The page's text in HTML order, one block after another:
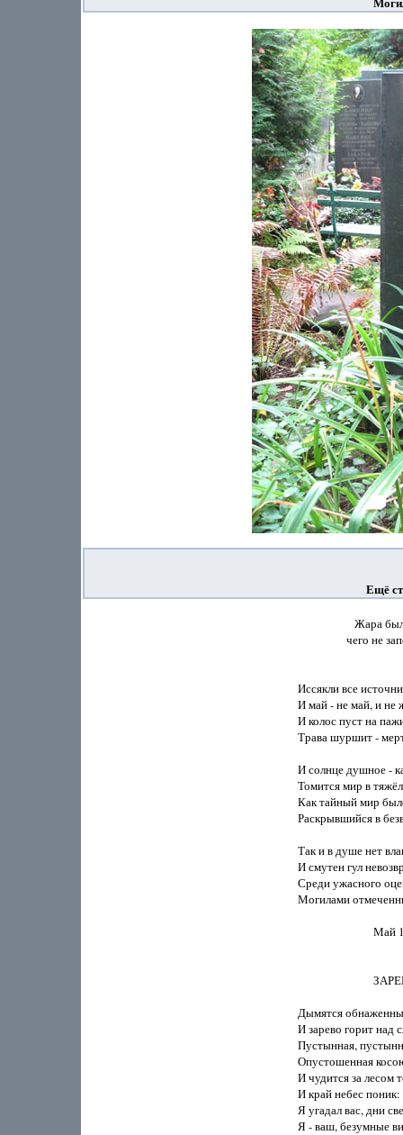
Ещё
чего
Иссякли все
И май - не май, и не
И колос пуст на
Трава шуршит -
И солнце душное -
Томится мир в
Как тайный мир
Раскрывшийся в
Так и в душе нет
И смутен гул
Среди ужасного
Могилами
Дымятся
И зарево горит над
Пустынная,
Опустошенная
И чудится за лесом
И край небес поник:
Я угадал вас, дни
Я - ваш, безумные